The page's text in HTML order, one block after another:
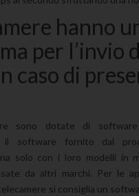
hanno
per l’invio
caso di
sono dotate di
il software fornito dal
solo con i loro modelli in
da altri marchi. Per le
si consiglia un